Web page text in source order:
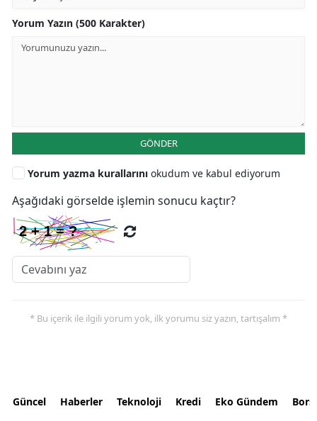
Yorum Yazın (500 Karakter)
GÖNDER
Yorum yazma kurallarını okudum ve kabul ediyorum
Aşağıdaki görselde işlemin sonucu kaçtır?
* Bu içerik ile ilgili yorum yok, ilk yorumu siz yazın, tartışalım *
Güncel Haberler Teknoloji Kredi Eko Gündem